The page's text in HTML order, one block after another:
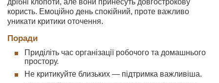
дрібні клопоти, але вони принесуть довгострокову
користь. Емоційно день спокійний, проте важливо
уникати критики оточення.
Поради
Приділіть час організації робочого та домашнього
простору.
Не критикуйте близьких — підтримка важливіша.